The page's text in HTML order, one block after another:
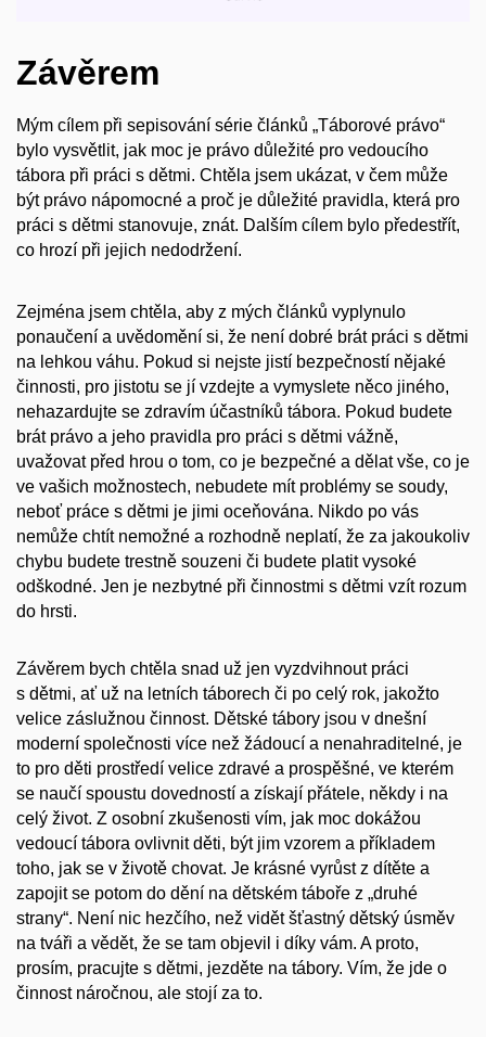
Závěrem
Mým cílem při sepisování série článků „Táborové právo“
bylo vysvětlit, jak moc je právo důležité pro vedoucího
tábora při práci s dětmi. Chtěla jsem ukázat, v čem může
být právo nápomocné a proč je důležité pravidla, která pro
práci s dětmi stanovuje, znát. Dalším cílem bylo předestřít,
co hrozí při jejich nedodržení.
Zejména jsem chtěla, aby z mých článků vyplynulo
ponaučení a uvědomění si, že není dobré brát práci s dětmi
na lehkou váhu. Pokud si nejste jistí bezpečností nějaké
činnosti, pro jistotu se jí vzdejte a vymyslete něco jiného,
nehazardujte se zdravím účastníků tábora. Pokud budete
brát právo a jeho pravidla pro práci s dětmi vážně,
uvažovat před hrou o tom, co je bezpečné a dělat vše, co je
ve vašich možnostech, nebudete mít problémy se soudy,
neboť práce s dětmi je jimi oceňována. Nikdo po vás
nemůže chtít nemožné a rozhodně neplatí, že za jakoukoliv
chybu budete trestně souzeni či budete platit vysoké
odškodné. Jen je nezbytné při činnostmi s dětmi vzít rozum
do hrsti.
Závěrem bych chtěla snad už jen vyzdvihnout práci
s dětmi, ať už na letních táborech či po celý rok, jakožto
velice záslužnou činnost. Dětské tábory jsou v dnešní
moderní společnosti více než žádoucí a nenahraditelné, je
to pro děti prostředí velice zdravé a prospěšné, ve kterém
se naučí spoustu dovedností a získají přátele, někdy i na
celý život. Z osobní zkušenosti vím, jak moc dokážou
vedoucí tábora ovlivnit děti, být jim vzorem a příkladem
toho, jak se v životě chovat. Je krásné vyrůst z dítěte a
zapojit se potom do dění na dětském táboře z „druhé
strany“. Není nic hezčího, než vidět šťastný dětský úsměv
na tváři a vědět, že se tam objevil i díky vám. A proto,
prosím, pracujte s dětmi, jezděte na tábory. Vím, že jde o
činnost náročnou, ale stojí za to.